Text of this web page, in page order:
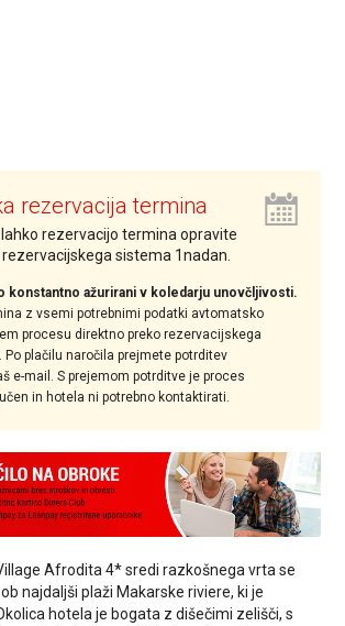
rezervacija termina
rezervacijo termina opravite
sistema 1nadan.
konstantno ažurirani v koledarju unovčljivosti.
z vsemi potrebnimi podatki avtomatsko
procesu direktno preko rezervacijskega
plačilu naročila prejmete potrditev
e-mail. S prejemom potrditve je proces
in hotela ni potrebno kontaktirati.
Afrodita 4* sredi razkošnega vrta se
ob najdaljši plaži Makarske riviere, ki je
hotela je bogata z dišečimi zelišči, s